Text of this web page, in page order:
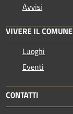
Avvisi
VIVERE IL COMUNE
Luoghi
Eventi
CONTATTI